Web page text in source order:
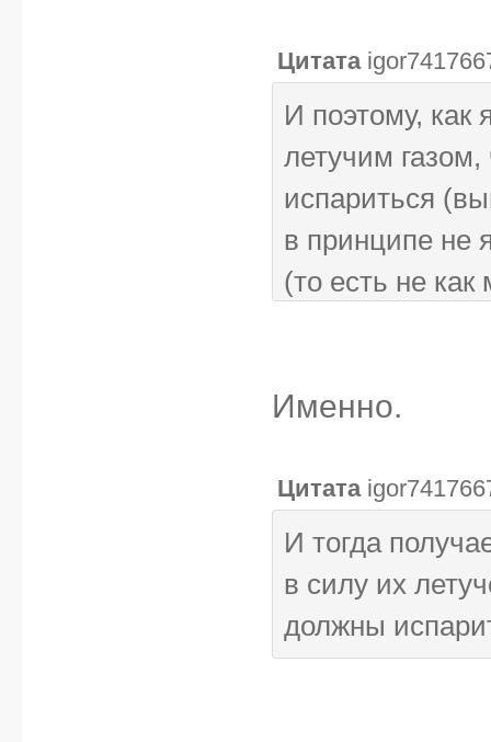
Цитата
И поэтому,
летучим
испариться
в принципе не
(то есть не
Именно.
Цитата
И тогда
в силу их
должны